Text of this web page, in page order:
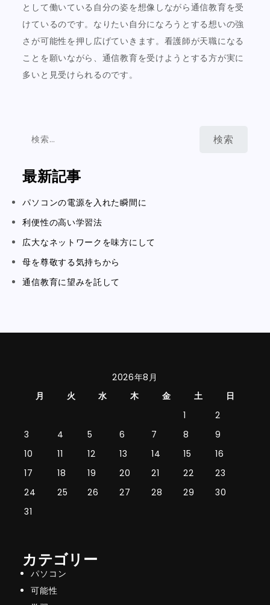
として働いている自分の姿を想像しながら通信教育を受
けているのです。なりたい自分になろうとする想いの強
さが可能性を押し広げていきます。看護師が天職になる
ことを願いながら、通信教育を受けようとする方が実に
多いと見受けられるのです。
最新記事
パソコンの電源を入れた瞬間に
利便性の高い学習法
広大なネットワークを味方にして
母を尊敬する気持ちから
通信教育に望みを託して
2026年8月
月
火 水 木 金 土
日
1
2
3
4 5 6 7 8
9
10
11 12 13 14 15
16
17
18 19 20 21 22
23
24
25 26 27 28 29
30
31
カテゴリー
パソコン
可能性